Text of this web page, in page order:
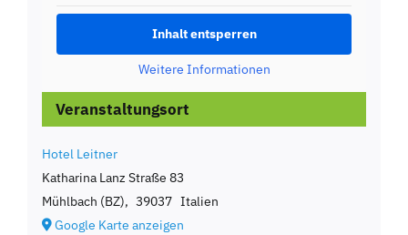
Veranstaltungsort
Hotel Leitner
Katharina Lanz Straße 83
Mühlbach (BZ), 39037 Italien
Google Karte anzeigen
Inhalt entsperren
Weitere Informationen